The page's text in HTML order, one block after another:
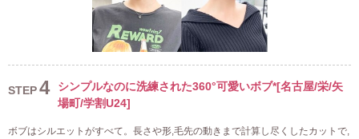
STEP4
シンプルなのに洗練された360°可愛いボブ*[名古屋/栄/矢
場町/学割U24]
ボブはシルエットがすべて。長さや形,毛先の動きまで計算し尽くしたカットで,